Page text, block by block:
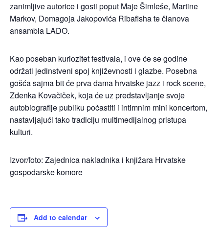
zanimljive autorice i gosti poput Maje Šimleše, Martine
Markov, Domagoja Jakopovića Ribafisha te članova
ansambla LADO.
Kao poseban kuriozitet festivala, i ove će se godine
održati jedinstveni spoj književnosti i glazbe. Posebna
gošća sajma bit će prva dama hrvatske jazz i rock scene,
Zdenka Kovačiček, koja će uz predstavljanje svoje
autobiografije publiku počastiti i intimnim mini koncertom,
nastavljajući tako tradiciju multimedijalnog pristupa
kulturi.
Izvor/foto: Zajednica nakladnika i knjižara Hrvatske
gospodarske komore
Add to calendar